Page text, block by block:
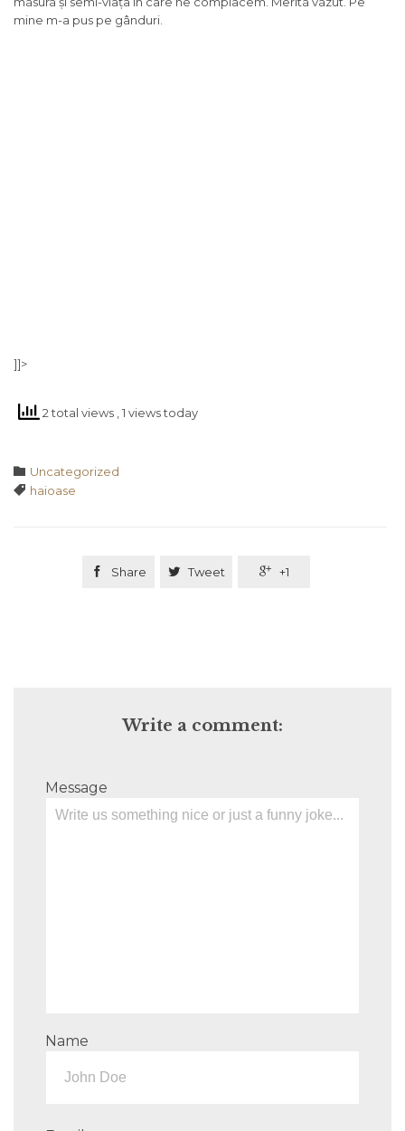
mine m-a pus pe gânduri.
]]>
2 total views , 1 views today
 Category
Uncategorized
 Tags
haioase
 Share  Tweet  +1
Write a comment:
Message
Name